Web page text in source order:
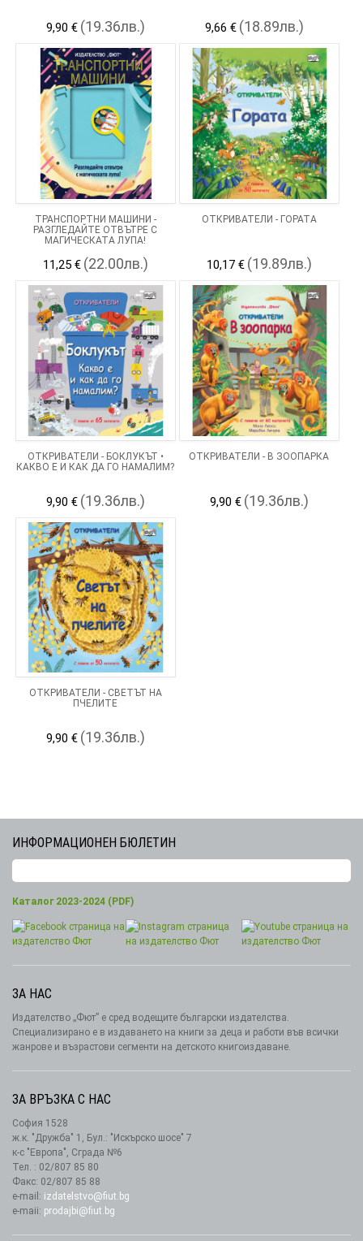
9,90 € (19.36лв.) 9,66 € (18.89лв.)
ТРАНСПОРТНИ МАШИНИ -
РАЗГЛЕДАЙТЕ ОТВЪТРЕ С
МАГИЧЕСКАТА ЛУПА!
11,25 € (22.00лв.)
ОТКРИВАТЕЛИ - ГОРАТА
10,17 € (19.89лв.)
ОТКРИВАТЕЛИ - БОКЛУКЪТ •
КАКВО Е И КАК ДА ГО НАМАЛИМ?
9,90 € (19.36лв.)
ОТКРИВАТЕЛИ - В ЗООПАРКА
9,90 € (19.36лв.)
ОТКРИВАТЕЛИ - СВЕТЪТ НА
ПЧЕЛИТЕ
9,90 € (19.36лв.)
ИНФОРМАЦИОНЕН БЮЛЕТИН
Каталог 2023-2024 (PDF)
ЗА НАС
Издателство „Фют” е сред водещите български издателства.
Специализирано е в издаването на книги за деца и работи във всички
жанрове и възрастови сегменти на детското книгоиздаване.
ЗА ВРЪЗКА С НАС
София 1528
ж.к. "Дружба" 1, Бул.: "Искърско шосе" 7
к-с "Европа", Сграда №6
Тел. : 02/807 85 80
Факс: 02/807 85 88
e-mail: izdatelstvo@fiut.bg
e-maii: prodajbi@fiut.bg